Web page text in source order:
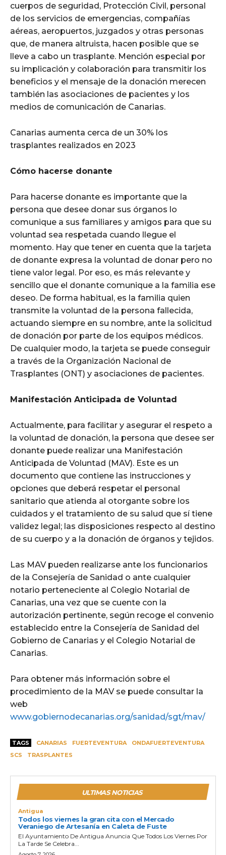
cuerpos de seguridad, Protección Civil, personal
de los servicios de emergencias, compañías
aéreas, aeropuertos, juzgados y otras personas
que, de manera altruista, hacen posible que se
lleve a cabo un trasplante. Mención especial por
su implicación y colaboración para transmitir los
beneficios y el mensaje de la donación merecen
también las asociaciones de pacientes y los
medios de comunicación de Canarias.
Canarias aumenta cerca de un 30% los
trasplantes realizados en 2023
Cómo hacerse donante
Para hacerse donante es importante que la
persona que desee donar sus órganos lo
comunique a sus familiares y amigos para que su
voluntad sea respetada cuando llegue el
momento. Hay que tener en cuenta que la tarjeta
de donante expresa la voluntad de donar pero no
tiene valor legal. Por eso, es más relevante y
sencillo que el donante comunique a la familia ese
deseo. De forma habitual, es la familia quien
transmite la voluntad de la persona fallecida,
actuando siempre en su nombre, ante la solicitud
de donación por parte de los equipos médicos.
De cualquier modo, la tarjeta se puede conseguir
a través de la Organización Nacional de
Trasplantes (ONT) y asociaciones de pacientes.
Manifestación Anticipada de Voluntad
Actualmente, para facilitar y asegurar el respeto a
la voluntad de donación, la persona que desee ser
donante puede realizar una Manifestación
Anticipada de Voluntad (MAV). Este es un
documento que contiene las instrucciones y
opciones que deberá respetar el personal
sanitario que atienda al otorgante sobre los
cuidados y el tratamiento de su salud que sí tiene
validez legal; las disposiciones respecto al destino
de su cuerpo y a la donación de órganos y tejidos.
Las MAV pueden realizarse ante los funcionarios
de la Consejería de Sanidad o ante cualquier
notario perteneciente al Colegio Notarial de
Canarias, una vez que se cuente con la
autorización pertinente, según recoge el convenio
establecido entre la Consejería de Sanidad del
Gobierno de Canarias y el Colegio Notarial de
Canarias.
Para obtener más información sobre el
procedimiento de la MAV se puede consultar la
web
www.gobiernodecanarias.org/sanidad/sgt/mav/
TAGS CANARIAS FUERTEVENTURA
ONDAFUERTEVENTURA
SCS
TRASPLANTES
ULTIMAS NOTICIAS
Antigua
Todos los viernes la gran cita con el Mercado
Veraniego de Artesanía en Caleta de Fuste
El Ayuntamiento De Antigua Anuncia Que Todos Los Viernes Por
La Tarde Se Celebra...